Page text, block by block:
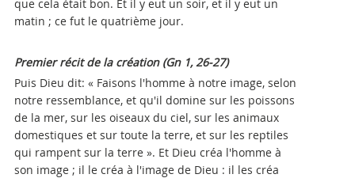
que cela était bon. Et il y eut un soir, et il y eut un
matin ; ce fut le quatrième jour.
Premier récit de la création (Gn 1, 26-27)
Puis Dieu dit: « Faisons l'homme à notre image, selon
notre ressemblance, et qu'il domine sur les poissons
de la mer, sur les oiseaux du ciel, sur les animaux
domestiques et sur toute la terre, et sur les reptiles
qui rampent sur la terre ». Et Dieu créa l'homme à
son image ; il le créa à l'image de Dieu : il les créa